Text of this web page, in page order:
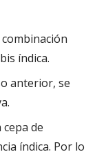
índica.
anterior, se
de
índica. Por lo